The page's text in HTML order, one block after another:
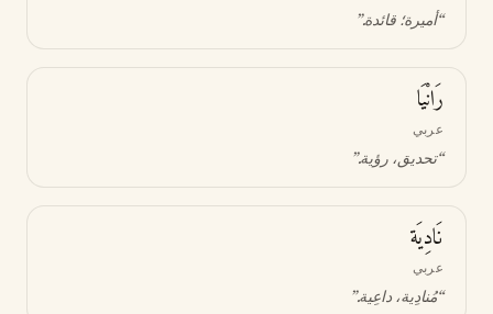
“أميرة؛ قائدة.”
رَانْيَا
عربي
“تحديق، رؤية.”
نَادِيَة
عربي
“مُنادِية، داعِية.”